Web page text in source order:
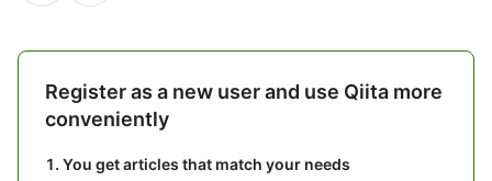
Register as a new user and use Qiita more
conveniently
You get articles that match your needs